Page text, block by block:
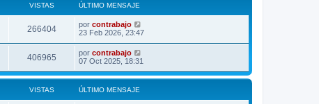
VISTAS ÚLTIMO MENSAJE
266404 por contrabajo
23 Feb 2026, 23:47
406965 por contrabajo
07 Oct 2025, 18:31
VISTAS ÚLTIMO MENSAJE